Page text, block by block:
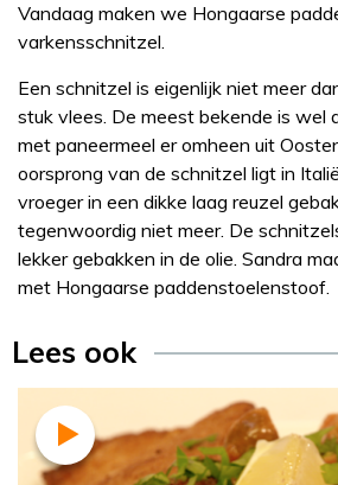
Vandaag maken we Hongaarse
varkensschnitzel.
Een schnitzel is eigenlijk niet meer
stuk vlees. De meest bekende is wel
met paneermeel er omheen uit
oorsprong van de schnitzel ligt in
vroeger in een dikke laag reuzel
tegenwoordig niet meer. De
lekker gebakken in de olie. Sandra
met Hongaarse paddenstoelenstoof.
Lees ook